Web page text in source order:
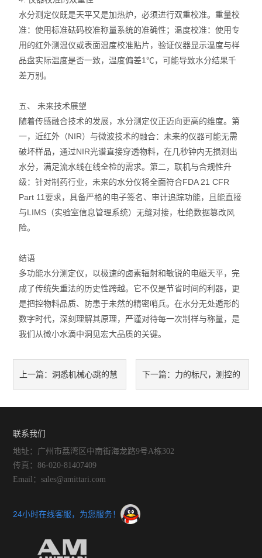
水分测定仪既是天平又是加热炉，必须进行双重校准。重量校
准：使用标准砝码校准称量系统的准确性；温度校准：使用专
用的红外测温仪或表面温度校准贴片，验证仪器显示温度与样
品盘实际温度是否一致，温度偏差1℃，可能导致水分结果千
差万别。
五、 未来技术展望
随着传感融合技术的发展，水分测定仪正迈向更高的维度。第
一，近红外（NIR）与微波技术的融合：未来的仪器可能无需
破坏样品，通过NIR光谱直接穿透物料，在几秒钟内无损测出
水分，满足流水线在线全检的需求。第二，联机与合规性升
级：针对制药行业，未来的水分仪将全面符合FDA 21 CFR
Part 11要求，具备严格的电子签名、审计追踪功能，且能直接
与LIMS（实验室信息管理系统）无缝对接，杜绝数据篡改风
险。
结语
多功能水分测定仪，以极速的卤素辐射和敏锐的电磁天平，完
成了传统失重法的历史性跨越。它不仅是节省时间的利器，更
是把控物料品质、防患于未然的精密哨兵。在水分无处遁形的
数字时代，深刻理解其原理，严谨对待每一次制样与称量，是
我们从微小水滴中洞见宏大品质的关键。
上一篇：洞悉机械心跳的慧
术与预测性维护
下一篇： 力的标尺，测控的
联系我们
地址：广州市荔湾区中南街海龙路9号A栋302
传真：86-020-81407409
Email：sales@amittari.com
24小时在线客服，为您服务！